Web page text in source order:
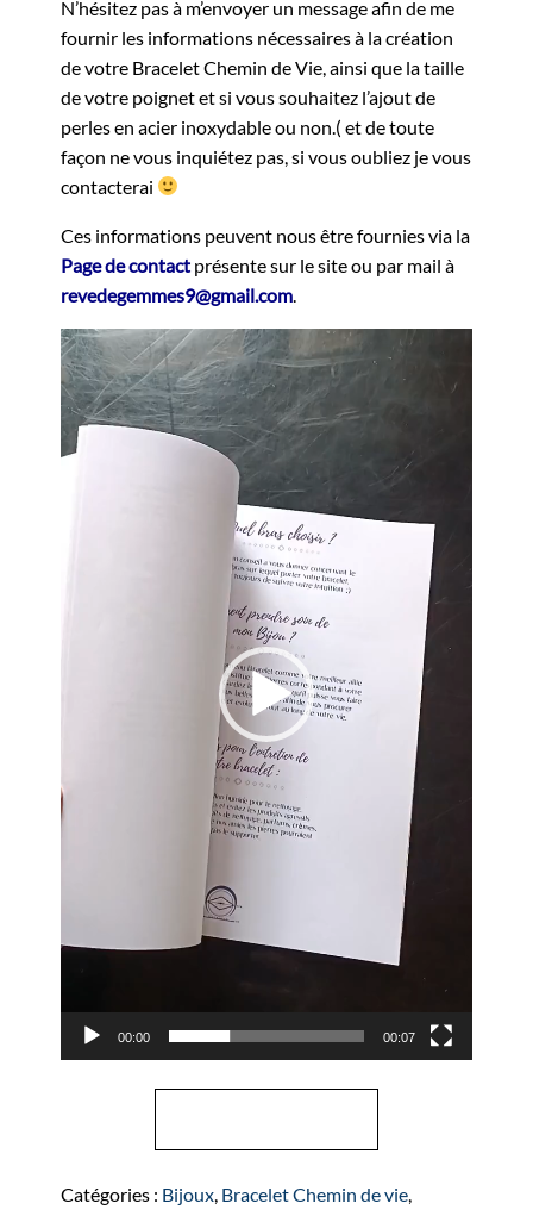
N’hésitez pas à m’envoyer un message afin de me
fournir les informations nécessaires à la création
de votre Bracelet Chemin de Vie, ainsi que la taille
de votre poignet et si vous souhaitez l’ajout de
perles en acier inoxydable ou non.( et de toute
façon ne vous inquiétez pas, si vous oubliez je vous
contacterai
Ces informations peuvent nous être fournies via la
Page de contact présente sur le site ou par mail à
revedegemmes9@gmail.com.
Lecteur
vidéo
00:00 00:07
Chemin
Catégories : Bijoux, Bracelet Chemin de vie,